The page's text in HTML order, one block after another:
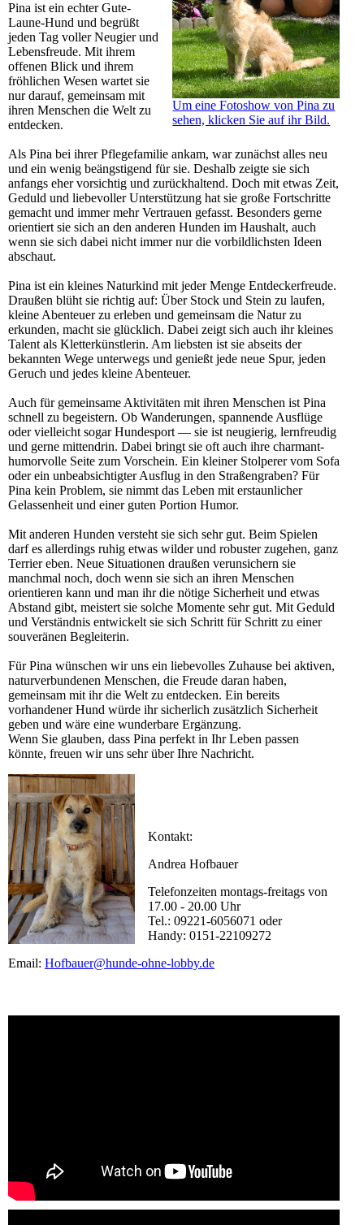
Um eine Fotoshow von Pina zu
sehen, klicken Sie auf ihr Bild.
Pina ist ein echter Gute-
Laune-Hund und begrüßt
jeden Tag voller Neugier und
Lebensfreude. Mit ihrem
offenen Blick und ihrem
fröhlichen Wesen wartet sie
nur darauf, gemeinsam mit
ihren Menschen die Welt zu
entdecken.
Als Pina bei ihrer Pflegefamilie ankam, war zunächst alles neu
und ein wenig beängstigend für sie. Deshalb zeigte sie sich
anfangs eher vorsichtig und zurückhaltend. Doch mit etwas Zeit,
Geduld und liebevoller Unterstützung hat sie große Fortschritte
gemacht und immer mehr Vertrauen gefasst. Besonders gerne
orientiert sie sich an den anderen Hunden im Haushalt, auch
wenn sie sich dabei nicht immer nur die vorbildlichsten Ideen
abschaut.
Pina ist ein kleines Naturkind mit jeder Menge Entdeckerfreude.
Draußen blüht sie richtig auf: Über Stock und Stein zu laufen,
kleine Abenteuer zu erleben und gemeinsam die Natur zu
erkunden, macht sie glücklich. Dabei zeigt sich auch ihr kleines
Talent als Kletterkünstlerin. Am liebsten ist sie abseits der
bekannten Wege unterwegs und genießt jede neue Spur, jeden
Geruch und jedes kleine Abenteuer.
Auch für gemeinsame Aktivitäten mit ihren Menschen ist Pina
schnell zu begeistern. Ob Wanderungen, spannende Ausflüge
oder vielleicht sogar Hundesport — sie ist neugierig, lernfreudig
und gerne mittendrin. Dabei bringt sie oft auch ihre charmant-
humorvolle Seite zum Vorschein. Ein kleiner Stolperer vom Sofa
oder ein unbeabsichtigter Ausflug in den Straßengraben? Für
Pina kein Problem, sie nimmt das Leben mit erstaunlicher
Gelassenheit und einer guten Portion Humor.
Mit anderen Hunden versteht sie sich sehr gut. Beim Spielen
darf es allerdings ruhig etwas wilder und robuster zugehen, ganz
Terrier eben. Neue Situationen draußen verunsichern sie
manchmal noch, doch wenn sie sich an ihren Menschen
orientieren kann und man ihr die nötige Sicherheit und etwas
Abstand gibt, meistert sie solche Momente sehr gut. Mit Geduld
und Verständnis entwickelt sie sich Schritt für Schritt zu einer
souveränen Begleiterin.
Für Pina wünschen wir uns ein liebevolles Zuhause bei aktiven,
naturverbundenen Menschen, die Freude daran haben,
gemeinsam mit ihr die Welt zu entdecken. Ein bereits
vorhandener Hund würde ihr sicherlich zusätzlich Sicherheit
geben und wäre eine wunderbare Ergänzung.
Wenn Sie glauben, dass Pina perfekt in Ihr Leben passen
könnte, freuen wir uns sehr über Ihre Nachricht.
Kontakt:
Andrea Hofbauer
Telefonzeiten montags-freitags von
17.00 - 20.00 Uhr
Tel.: 09221-6056071 oder
Handy: 0151-22109272
Email: Hofbauer@hunde-ohne-lobby.de